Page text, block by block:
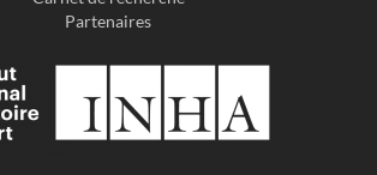
Partenaires